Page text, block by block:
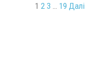
1 2 3 19 Далі